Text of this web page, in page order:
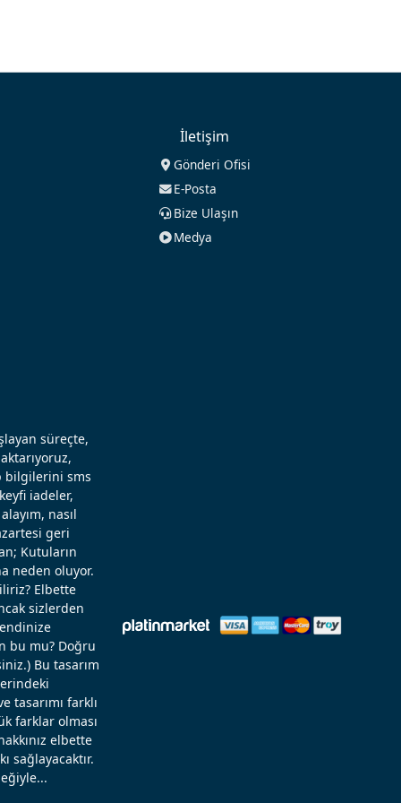
İletişim
Gönderi Ofisi
E-Posta
Bize Ulaşın
Medya
süreçte,
bilgilerini sms
iadeler,
nasıl
geri
Kutuların
neden oluyor.
Elbette
sizlerden
bu mu? Doğru
Bu tasarım
farklı
farklar olması
elbette
sağlayacaktır.